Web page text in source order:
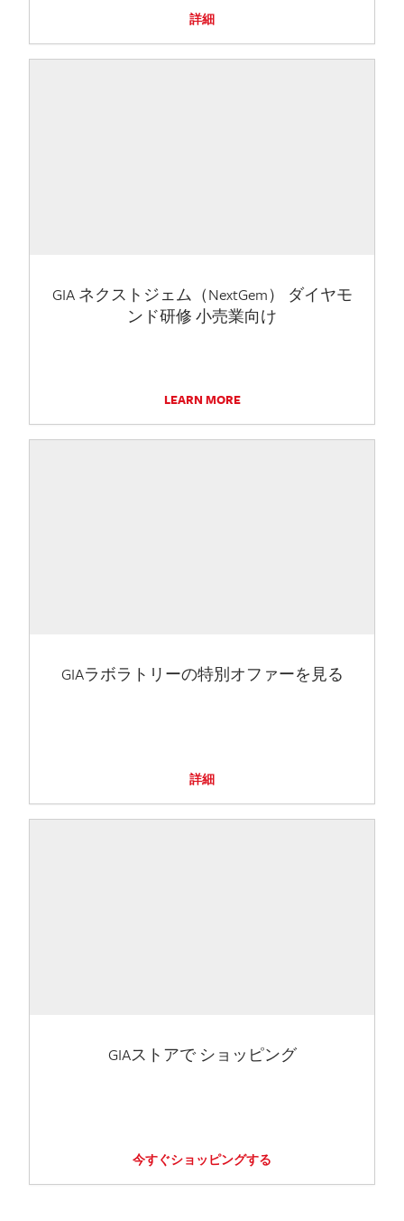
詳細
GIA ネクストジェム（NextGem） ダイヤモ
ンド研修 小売業向け
LEARN MORE
GIAラボラトリーの特別オファーを見る
詳細
GIAストアで ショッピング
今すぐショッピングする